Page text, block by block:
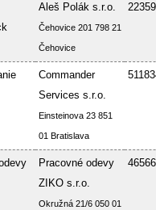
Aleš Polák s.r.o.
Čehovice 201 798 21
Čehovice
Commander
Services s.r.o.
Einsteinova 23 851
01 Bratislava
Pracovné odevy
ZIKO s.r.o.
Okružná 21/6 050 01